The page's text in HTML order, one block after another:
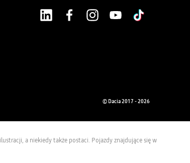
© Dacia 2017 - 2026
a niekiedy także postaci. Pojazdy znajdujące się w